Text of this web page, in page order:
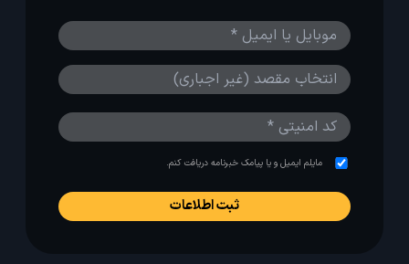
مایلم ایمیل و یا پیامک خبرنامه دریافت کنم.